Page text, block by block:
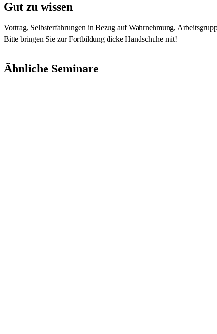
Gut zu wissen
Vortrag, Selbsterfahrungen in Bezug auf Wahrnehmung,
Bitte bringen Sie zur Fortbildung dicke Handschuhe mit!
Ähnliche Seminare